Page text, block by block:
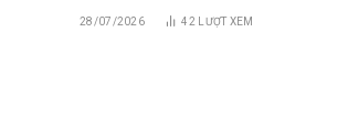
28/07/2026 42 LƯỢT XEM